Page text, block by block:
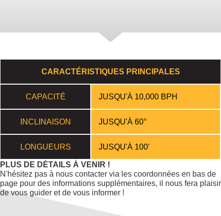
CARACTÉRISTIQUES PRINCIPALES
CAPACITÉ JUSQU'À 10,000 BPH
INCLINAISON JUSQU'À 60°
LONGUEURS JUSQU'À 100'
PLUS DE DÉTAILS À VENIR !
N'hésitez pas à nous contacter via les coordonnées en bas de
page pour des informations supplémentaires, il nous fera plaisir
de vous guider et de vous informer !